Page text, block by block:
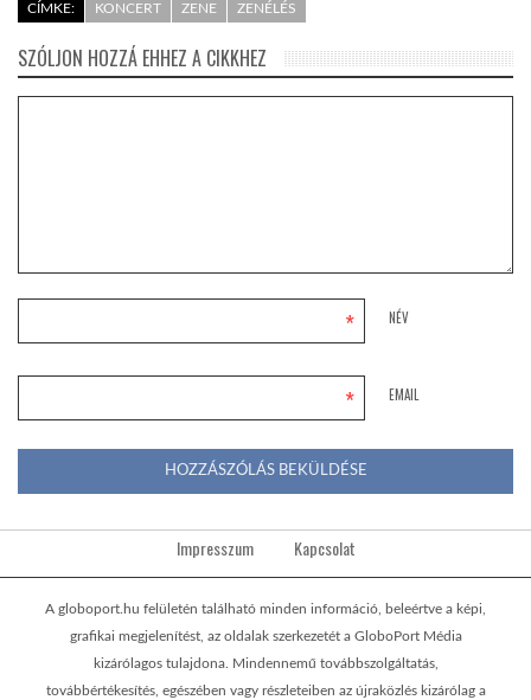
CÍMKE:
KONCERT ZENE ZENÉLÉS
SZÓLJON HOZZÁ EHHEZ A CIKKHEZ
NÉV
*
EMAIL
*
Impresszum Kapcsolat
A globoport.hu felületén található minden információ, beleértve a képi,
grafikai megjelenítést, az oldalak szerkezetét a GloboPort Média
kizárólagos tulajdona. Mindennemű továbbszolgáltatás,
továbbértékesítés, egészében vagy részleteiben az újraközlés kizárólag a